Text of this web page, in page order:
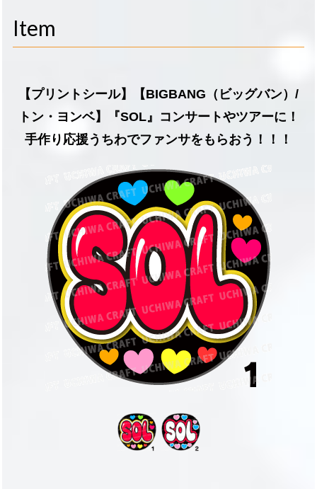
Item
【プリントシール】【BIGBANG（ビッグバン）/
トン・ヨンベ】『SOL』コンサートやツアーに！
手作り応援うちわでファンサをもらおう！！！